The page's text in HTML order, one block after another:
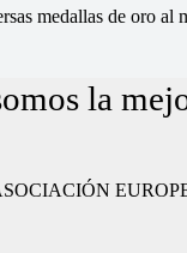
medallas de oro
la
ASOCIACIÓN